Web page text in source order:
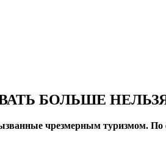
БОЛЬШЕ
чрезмерным туризмом. По